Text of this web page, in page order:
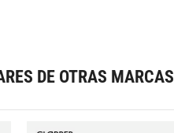
DE OTRAS MARCAS